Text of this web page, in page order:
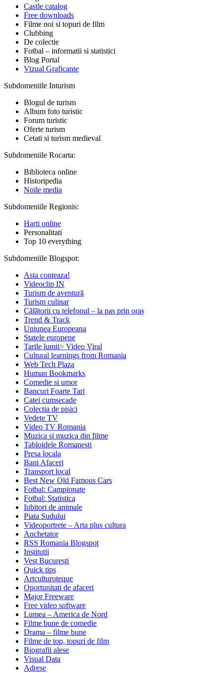
Castle catalog
Free downloads
Filme noi si topuri de film
Clubbing
De colectie
Fotbal – informatii si statistici
Blog Portal
Vizual Graficante
Subdomeniile Inturism
Blogul de turism
Album foto turistic
Forum turistic
Oferte turism
Cetati si turism medieval
Subdomeniile Rocarta:
Biblioteca online
Historipedia
Noile media
Subdomeniile Regionis:
Harti online
Personalitati
Top 10 everything
Subdomeniile Blogspot:
Asta conteaza!
Videoclip IN
Turism de aventură
Turism culinar
Călătorii cu telefonul – la pas prin oraș
Trend & Track
Uniunea Europeana
Statele europene
Tarile lumii> Video Viral
Cultural learnings from Romania
Web Tech Plaza
Human Bookmarks
Comedie si umor
Bancuri Foarte Tari
Catei cumsecade
Colectia de pisici
Vedete TV
Video TV Romania
Muzica si muzica din filme
Tabloidele Romanesti
Presa locala
Bani Afaceri
Transport local
Best New Old Famous Cars
Fotbal: Campionate
Fotbal: Statistica
Iubitori de animale
Piata Sudului
Videoportrete – Arta plus cultura
Anchetator
RSS Romania Blogspot
Institutii
Vest Bucuresti
Quick tips
Artculturoteque
Oportunitati de afaceri
Major Freeware
Free video software
Lumea – America de Nord
Filme bune de comedie
Drama – filme bune
Filme de top, topuri de film
Biografii alese
Visual Data
Adrese